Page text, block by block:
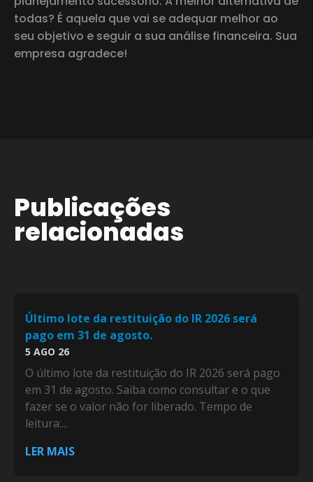
todas? É aquela que vai se adequar melhor ao
seu objetivo e seguir a sua análise financeira. Sua
empresa agradece!
Publicações
relacionadas
Último lote da restituição do IR 2026 será
pago em 31 de agosto.
5 AGO 26
O último lote da restituição do IR 2026 será pago
em 31 de agosto. Saiba como consultar e o que
fazer se o valor não for liberado. Tempo de
leitura:...
LER MAIS